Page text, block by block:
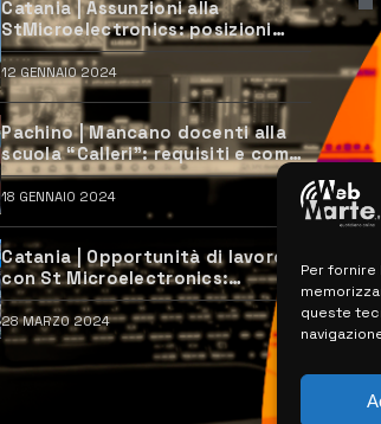
Per
queste
Catania | Assunzioni alla
StMicroelectronics: posizioni
aperte e come candidarsi
12 GENNAIO 2024
Pachino | Mancano docenti alla
scuola “Calleri”: requisiti e come
candidarsi
18 GENNAIO 2024
Catania | Opportunità di lavoro
con St Microelectronics:
centinaia di assunzioni previste
28 MARZO 2024